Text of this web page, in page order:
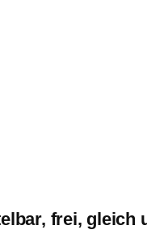
frei, gleich